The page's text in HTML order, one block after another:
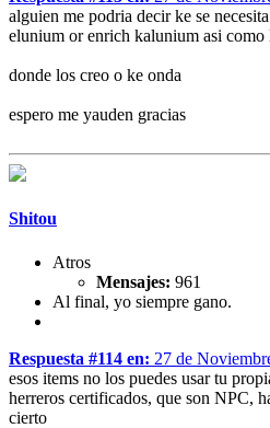
alguien me podria decir ke se
elunium or enrich kalunium asi como
donde los creo o ke onda
espero me yauden gracias
Shitou
Atros
Mensajes: 961
Al final, yo siempre gano.
Respuesta #114 en: 27 de
esos items no los puedes usar tu
herreros certificados, que son NPC,
cierto